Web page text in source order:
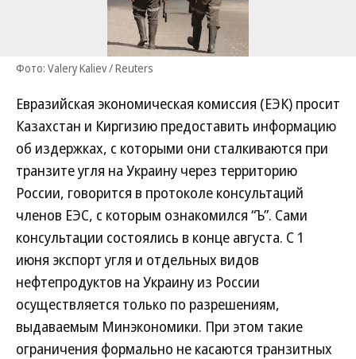
Фото: Valery Kaliev / Reuters
Евразийская экономическая комиссия (ЕЭК) просит
Казахстан и Киргизию предоставить информацию
об издержках, с которыми они сталкиваются при
транзите угля на Украину через территорию
России, говорится в протоколе консультаций
членов ЕЭС, с которым ознакомился “Ъ”. Сами
консультации состоялись в конце августа. С 1
июня экспорт угля и отдельных видов
нефтепродуктов на Украину из России
осуществляется только по разрешениям,
выдаваемым Минэкономики. При этом такие
ограничения формально не касаются транзитных